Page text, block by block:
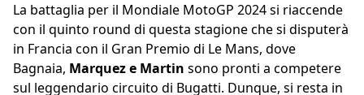
La battaglia per il Mondiale MotoGP 2024 si riaccende
con il quinto round di questa stagione che si disputerà
in Francia con il Gran Premio di Le Mans, dove
Bagnaia, Marquez e Martin sono pronti a competere
sul leggendario circuito di Bugatti. Dunque, si resta in